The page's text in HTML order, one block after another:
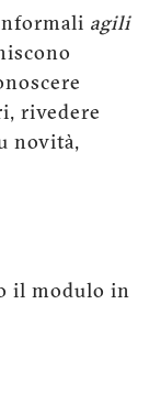
agili
rivedere
novità,
il modulo in